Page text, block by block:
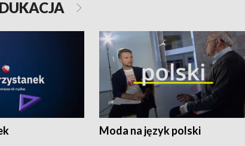
Moda na język polski